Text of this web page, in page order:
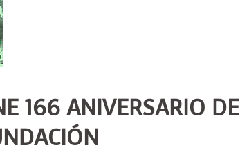
166 ANIVERSARIO DE